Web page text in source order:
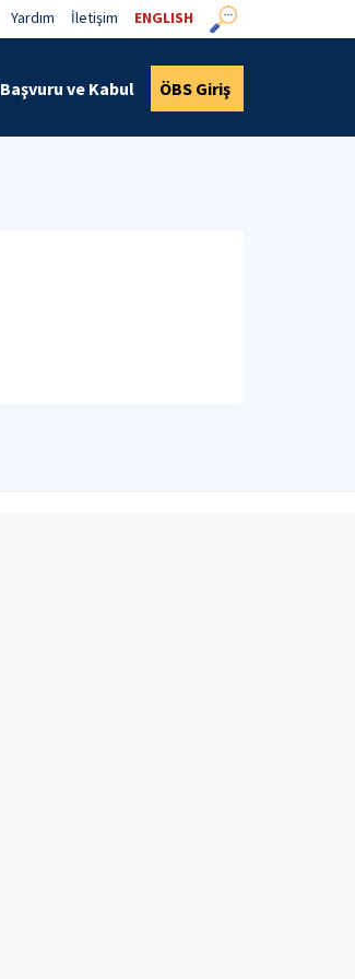
Yardım İletişim ENGLISH
Başvuru ve Kabul ÖBS Giriş